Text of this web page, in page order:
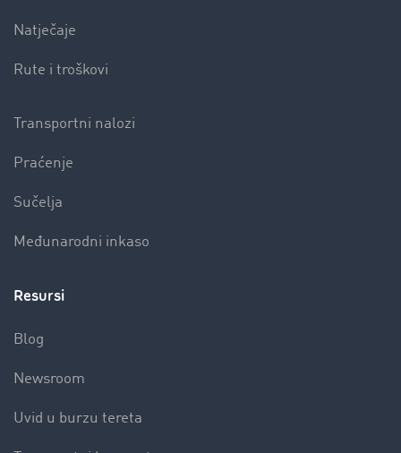
Natječaje
Rute i troškovi
Transportni nalozi
Praćenje
Sučelja
Međunarodni inkaso
Resursi
Blog
Newsroom
Uvid u burzu tereta